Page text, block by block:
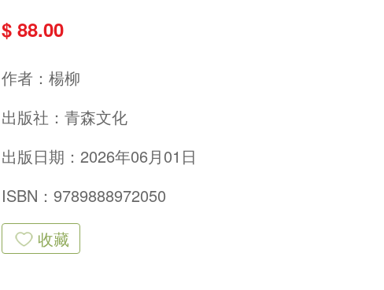
$ 88.00
作者： 楊柳
出版社： 青森文化
出版日期：2026年06月01日
ISBN：9789888972050
收藏